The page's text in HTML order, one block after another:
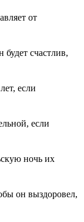
от
будет счастлив,
если
если
ночь их
он выздоровел,